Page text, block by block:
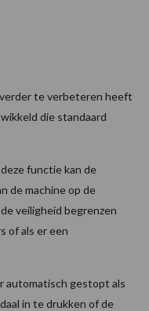
te verbeteren heeft
die standaard
functie kan de
de machine op de
veiligheid begrenzen
of als er een
automatisch gestopt als
in te drukken of de